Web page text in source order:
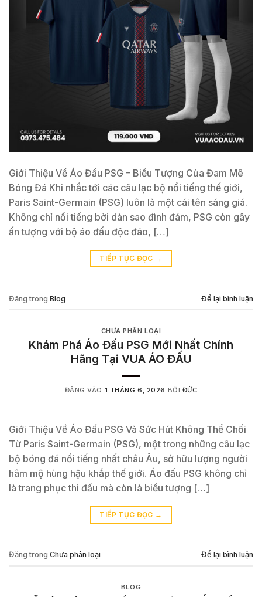
Giới Thiệu Về Áo Đấu PSG – Biểu Tượng Của Đam Mê
Bóng Đá Khi nhắc tới các câu lạc bộ nổi tiếng thế giới,
Paris Saint-Germain (PSG) luôn là một cái tên sáng giá.
Không chỉ nổi tiếng bởi dàn sao đình đám, PSG còn gây
ấn tượng với bộ áo đấu độc đáo, […]
TIẾP TỤC ĐỌC →
Đăng trong Blog Để lại bình luận
CHƯA PHÂN LOẠI
Khám Phá Áo Đấu PSG Mới Nhất Chính
Hãng Tại VUA ÁO ĐẤU
ĐĂNG VÀO 1 THÁNG 6, 2026 BỞI ĐỨC
Giới Thiệu Về Áo Đấu PSG Và Sức Hút Không Thể Chối
Từ Paris Saint-Germain (PSG), một trong những câu lạc
bộ bóng đá nổi tiếng nhất châu Âu, sở hữu lượng người
hâm mộ hùng hậu khắp thế giới. Áo đấu PSG không chỉ
là trang phục thi đấu mà còn là biểu tượng […]
TIẾP TỤC ĐỌC →
Đăng trong Chưa phân loại Để lại bình luận
BLOG